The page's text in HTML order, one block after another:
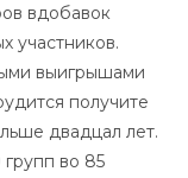
вдобавок
участников.
выигрышами
получите
двадцал лет.
во 85